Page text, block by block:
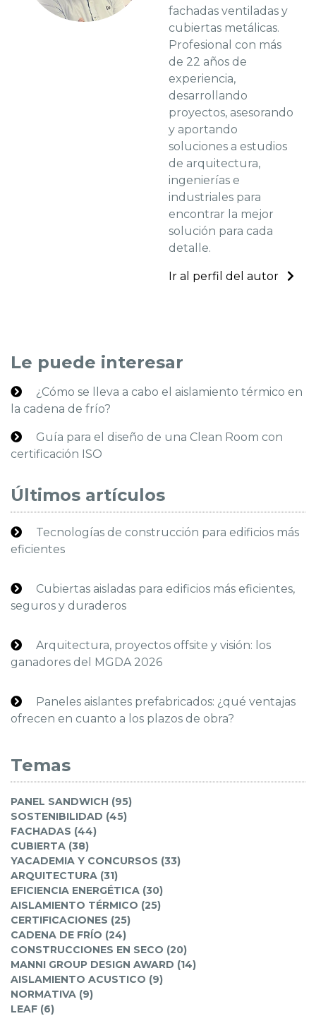
fachadas ventiladas y
cubiertas metálicas.
Profesional con más
de 22 años de
experiencia,
desarrollando
proyectos, asesorando
y aportando
soluciones a estudios
de arquitectura,
ingenierías e
industriales para
encontrar la mejor
solución para cada
detalle.
Ir al perfil del autor
Le puede interesar
¿Cómo se lleva a cabo el aislamiento térmico en
la cadena de frío?
Guía para el diseño de una Clean Room con
certificación ISO
Últimos artículos
Tecnologías de construcción para edificios más
eficientes
Cubiertas aisladas para edificios más eficientes,
seguros y duraderos
Arquitectura, proyectos offsite y visión: los
ganadores del MGDA 2026
Paneles aislantes prefabricados: ¿qué ventajas
ofrecen en cuanto a los plazos de obra?
Temas
PANEL SANDWICH (95)
SOSTENIBILIDAD (45)
FACHADAS (44)
CUBIERTA (38)
YACADEMIA Y CONCURSOS (33)
ARQUITECTURA (31)
EFICIENCIA ENERGÉTICA (30)
AISLAMIENTO TÉRMICO (25)
CERTIFICACIONES (25)
CADENA DE FRÍO (24)
CONSTRUCCIONES EN SECO (20)
MANNI GROUP DESIGN AWARD (14)
AISLAMIENTO ACUSTICO (9)
NORMATIVA (9)
LEAF (6)